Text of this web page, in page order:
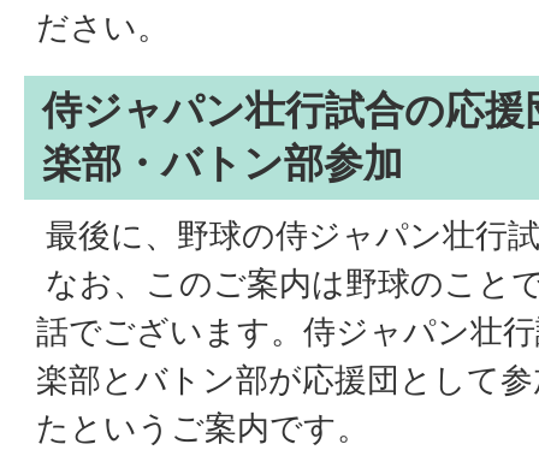
ださい。
侍ジャパン壮行試合の応
楽部・バトン部参加
最後に、野球の侍ジャパン壮行
なお、このご案内は野球のこと
話でございます。侍ジャパン壮
楽部とバトン部が応援団として
たというご案内です。